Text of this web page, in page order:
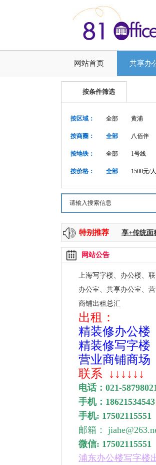
网站首页 共享办
按条件筛选
按区域： 全部 黄浦
按商圈： 全部 八佰伴
按地铁： 全部 1号线
按价格： 全部 1500元/
特别推荐
中心 256--8000平方 时代金融-共享+传统面积
网站公告
上海写字楼、办公楼、
办公室、 共享办公室、
商铺出租总汇
出租：
精装修办公楼
精装修写字楼
营业商铺商场
联系
↓↓↓↓↓↓
电话： 021-
手机： 18621534543
手机: 17502115551
邮箱：
微信: 17502115551
浦东办公楼写字楼